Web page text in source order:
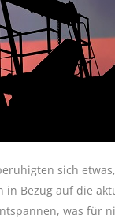
sich
Bezug auf die
was für